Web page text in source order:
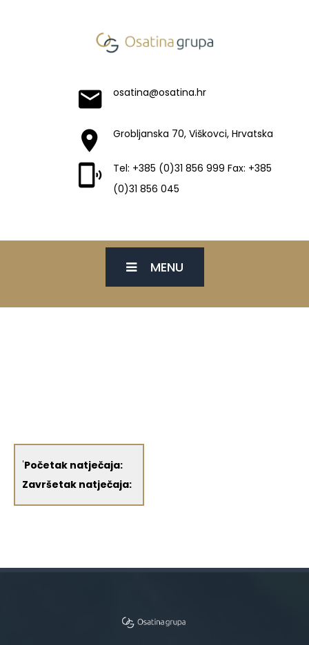
osatina@osatina.hr
Grobljanska 70, Viškovci, Hrvatska
Tel: +385 (0)31 856 999 Fax: +385
(0)31 856 045
MENU
'Početak natječaja:
Završetak natječaja: